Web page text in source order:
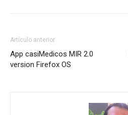
Artículo anterior
App casiMedicos MIR 2.0
version Firefox OS